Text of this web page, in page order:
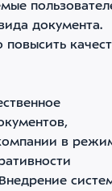
документа.
повысить
в